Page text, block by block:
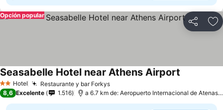
Compartir
Opción popular
2 Estrellas
Hotel Restaurante y bar Forkys
Seasabelle Hotel near Athens Airport
8,6 Excelente 1.516 a 6.7 km de: Aeropuerto Internacional de Atenas - Eleftherios Venizelos